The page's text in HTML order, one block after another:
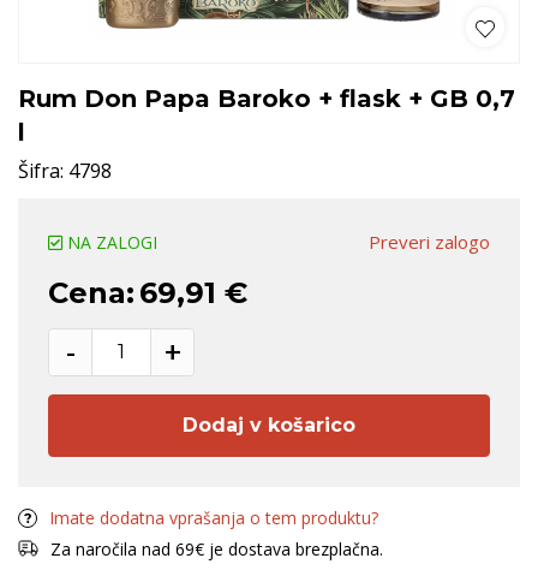
Rum Don Papa Baroko + flask + GB 0,7
l
Šifra: 4798
Preveri zalogo
NA ZALOGI
Cena: 69,91 €
- +
Dodaj v košarico
Imate dodatna vprašanja o tem produktu?
Za naročila nad 69€ je dostava brezplačna.